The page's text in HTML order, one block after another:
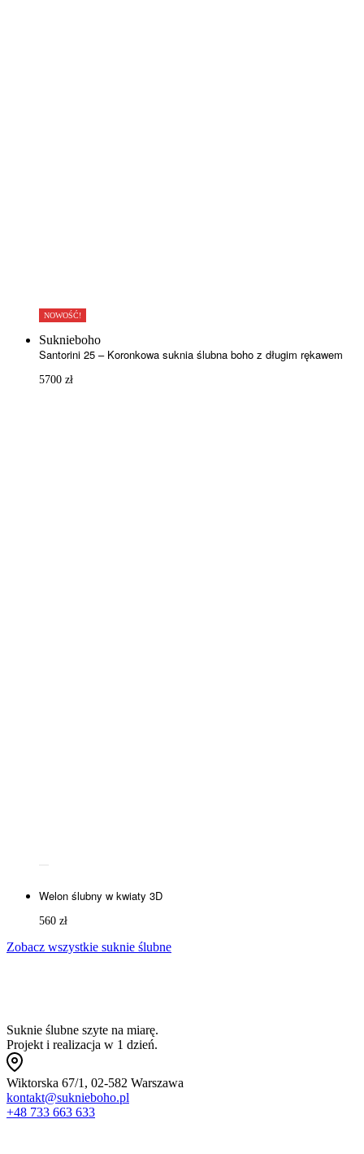
NOWOŚĆ!
Suknieboho
Santorini 25 – Koronkowa suknia ślubna boho z długim rękawem
5700 zł
Welon ślubny w kwiaty 3D
560 zł
Zobacz wszystkie suknie ślubne
Suknie ślubne szyte na miarę.
Projekt i realizacja w 1 dzień.
Wiktorska 67/1, 02-582 Warszawa
kontakt@suknieboho.pl
+48 733 663 633